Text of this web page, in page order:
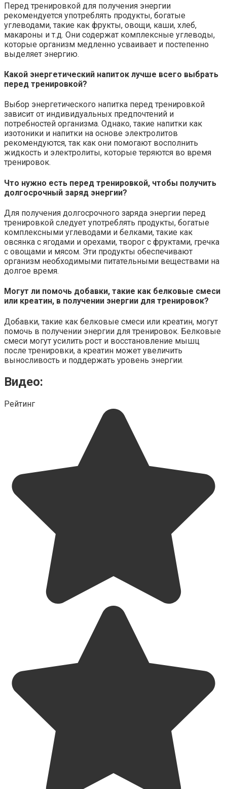
Перед тренировкой для получения энергии
рекомендуется употреблять продукты, богатые
углеводами, такие как фрукты, овощи, каши, хлеб,
макароны и т.д. Они содержат комплексные углеводы,
которые организм медленно усваивает и постепенно
выделяет энергию.
Какой энергетический напиток лучше всего выбрать
перед тренировкой?
Выбор энергетического напитка перед тренировкой
зависит от индивидуальных предпочтений и
потребностей организма. Однако, такие напитки как
изотоники и напитки на основе электролитов
рекомендуются, так как они помогают восполнить
жидкость и электролиты, которые теряются во время
тренировок.
Что нужно есть перед тренировкой, чтобы получить
долгосрочный заряд энергии?
Для получения долгосрочного заряда энергии перед
тренировкой следует употреблять продукты, богатые
комплексными углеводами и белками, такие как
овсянка с ягодами и орехами, творог с фруктами, гречка
с овощами и мясом. Эти продукты обеспечивают
организм необходимыми питательными веществами на
долгое время.
Могут ли помочь добавки, такие как белковые смеси
или креатин, в получении энергии для тренировок?
Добавки, такие как белковые смеси или креатин, могут
помочь в получении энергии для тренировок. Белковые
смеси могут усилить рост и восстановление мышц
после тренировки, а креатин может увеличить
выносливость и поддержать уровень энергии.
Видео:
Рейтинг